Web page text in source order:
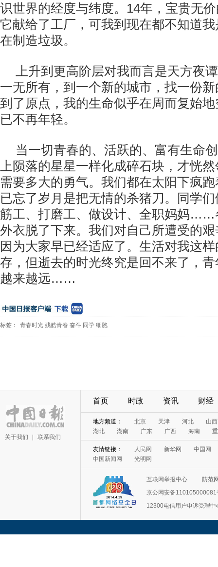
识世界的经度与纬度。14年，宝贵无
它献给了工厂，可我到现在都不知道
在制造垃圾。
上升到更高阶层对我而言是天方夜
一无所有，到一个新的城市，找一份
到了原点，我的生命似乎在周而复始
已不再年轻。
当一切青春的、活跃的、富有生命
上陨落的星星一样化成碎石块，才恍
需要多大的勇气。我们都在太阳下疯
已忘了岁月是把无情的杀猪刀。同学
筋工、打磨工、做设计、全职妈妈……
外衣脱了下来。我们对自己所遭受的
因为大家早已经适应了。生活对我这
存，但逝去的时光终究是回不来了，
越来越远……
标签： 青春时光 残酷青春 奋斗 同学 细胞
关于我们 联系我们
首页 时政 资讯 财经
地方频道： 北京 天津 河北
山西
湖北
湖南 广东 广西 海南
友情链接： 人民网 新华网
中国网
中国新闻网
光明网
互联网举报中心
防范
京公网安备110105000081
12300电信用户申诉受理中